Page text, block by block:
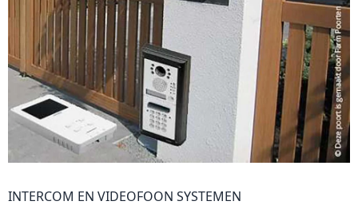
INTERCOM EN VIDEOFOON SYSTEMEN